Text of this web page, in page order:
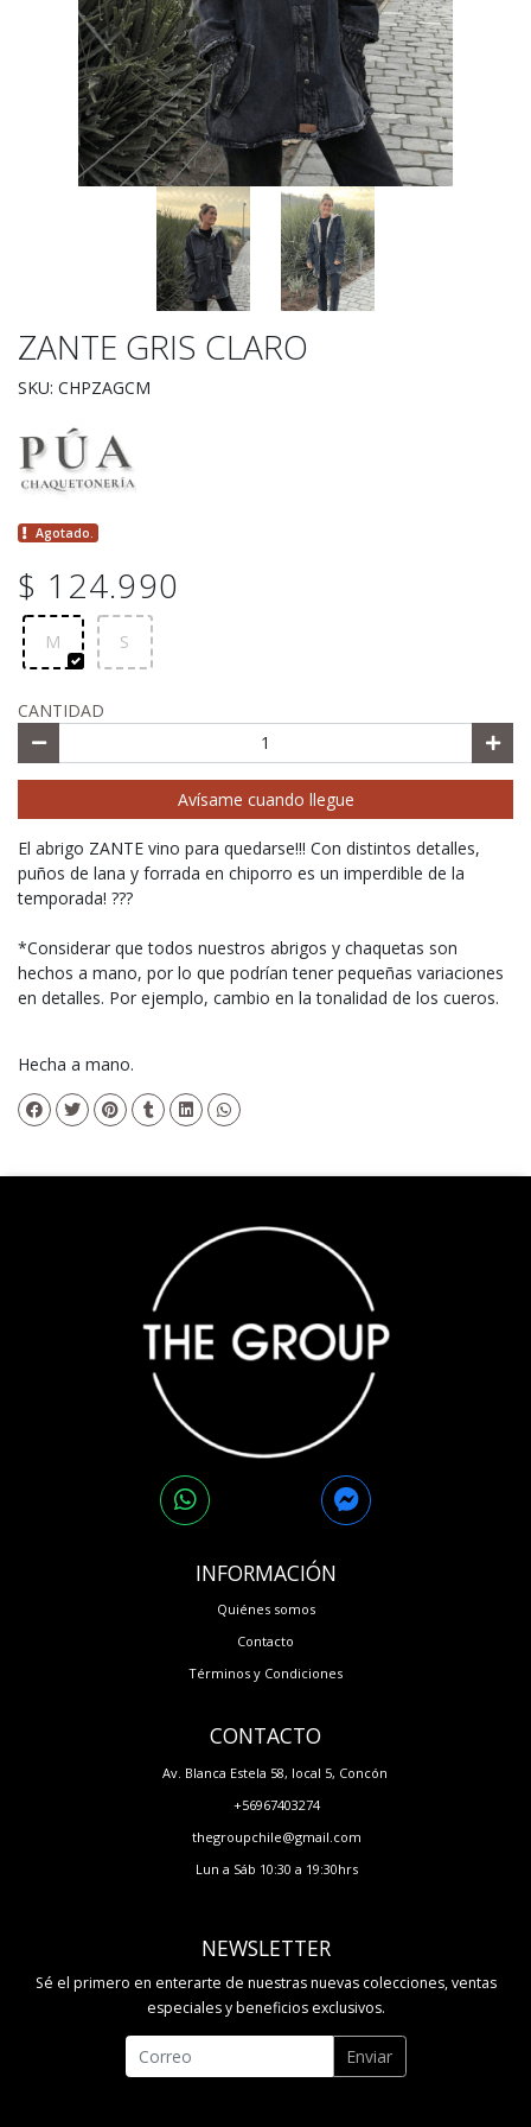
ZANTE GRIS CLARO
SKU: CHPZAGCM
Agotado.
$ 124.990
M S
CANTIDAD
Avísame cuando llegue
El abrigo ZANTE vino para quedarse!!! Con distintos detalles,
puños de lana y forrada en chiporro es un imperdible de la
temporada! ???
*Considerar que todos nuestros abrigos y chaquetas son
hechos a mano, por lo que podrían tener pequeñas variaciones
en detalles. Por ejemplo, cambio en la tonalidad de los cueros.
Hecha a mano.
INFORMACIÓN
Quiénes somos
Contacto
Términos y Condiciones
CONTACTO
Av. Blanca Estela 58, local 5, Concón
+56967403274
thegroupchile@gmail.com
Lun a Sáb 10:30 a 19:30hrs
NEWSLETTER
Sé el primero en enterarte de nuestras nuevas colecciones, ventas
especiales y beneficios exclusivos.
Enviar